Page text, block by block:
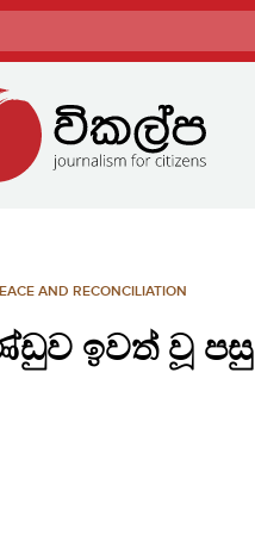
AND RECONCILIATION
ඉවත් වූ පසු